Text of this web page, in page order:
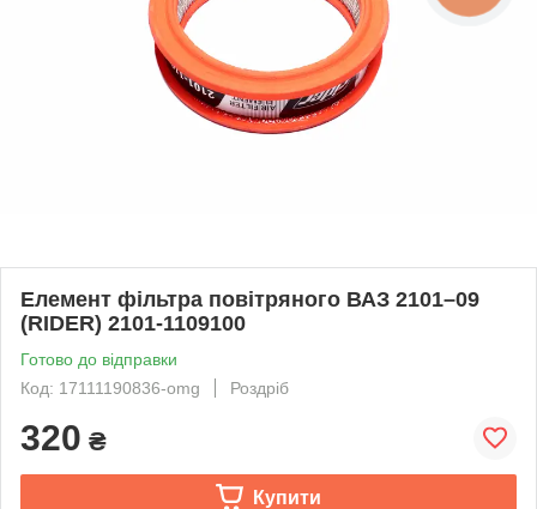
Елемент фільтра повітряного ВАЗ 2101–09
(RIDER) 2101-1109100
Готово до відправки
Код: 17111190836-omg
Роздріб
320 ₴
Купити